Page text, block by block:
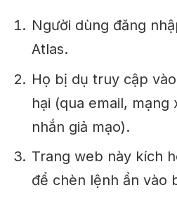
Người dùng đăng
Atlas.
Họ bị dụ truy cập
hại (qua email, mạng
nhắn giả mạo).
Trang web này kích
để chèn lệnh ẩn vào